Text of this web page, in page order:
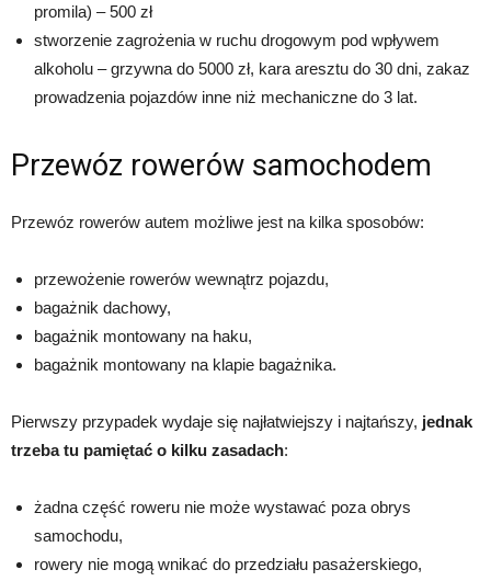
promila) – 500 zł
stworzenie zagrożenia w ruchu drogowym pod wpływem
alkoholu – grzywna do 5000 zł, kara aresztu do 30 dni, zakaz
prowadzenia pojazdów inne niż mechaniczne do 3 lat.
Przewóz rowerów samochodem
Przewóz rowerów autem możliwe jest na kilka sposobów:
przewożenie rowerów wewnątrz pojazdu,
bagażnik dachowy,
bagażnik montowany na haku,
bagażnik montowany na klapie bagażnika.
Pierwszy przypadek wydaje się najłatwiejszy i najtańszy, jednak
trzeba tu pamiętać o kilku zasadach:
żadna część roweru nie może wystawać poza obrys
samochodu,
rowery nie mogą wnikać do przedziału pasażerskiego,